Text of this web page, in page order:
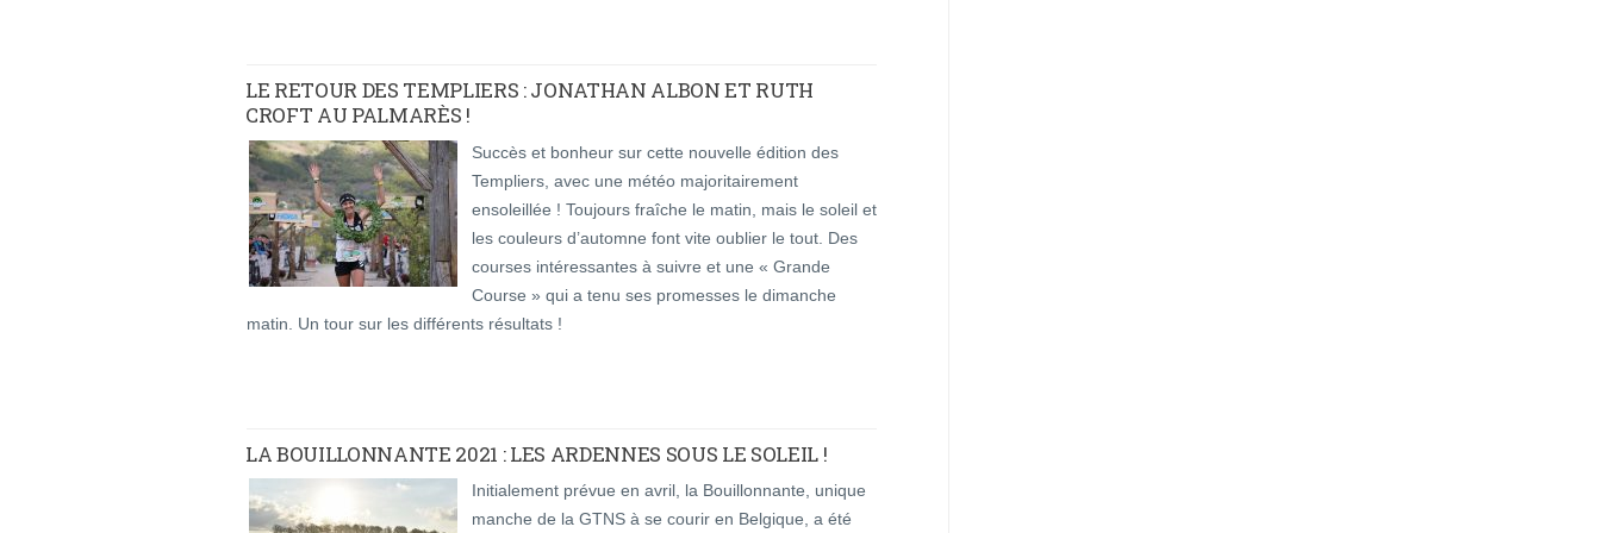
LE RETOUR DES TEMPLIERS : JONATHAN ALBON ET RUTH
CROFT AU PALMARÈS !
Succès et bonheur sur cette nouvelle édition des
Templiers, avec une météo majoritairement
ensoleillée ! Toujours fraîche le matin, mais le soleil et
les couleurs d’automne font vite oublier le tout. Des
courses intéressantes à suivre et une « Grande
Course » qui a tenu ses promesses le dimanche
matin. Un tour sur les différents résultats !
LA BOUILLONNANTE 2021 : LES ARDENNES SOUS LE SOLEIL !
Initialement prévue en avril, la Bouillonnante, unique
manche de la GTNS à se courir en Belgique, a été